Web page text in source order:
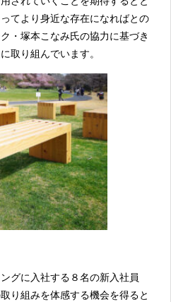
てより身近な存在になればとの
・塚本こなみ氏の協力に基づき
取り組んでいます。
ベンチ
グに入社する８名の新入社員
り組みを体感する機会を得ると